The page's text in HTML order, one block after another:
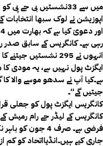
25میں سے 33نشستیں بی جے پی کو دے ڈالیں “ ۔
اپوزیشن نے لوک سبھا انتخابات
رہی ہے۔ کانگریس کے سابق صدر
انہوں نے 295 نشستیں
ایگزٹ پول نہیں ہے، یہ مودی کا
جیتیں گے“۔
کانگریس ایگزٹ پول کو جعلی
کانگریس کے لیڈر جے رام رمیش
فرضی ہے۔ صرف 4